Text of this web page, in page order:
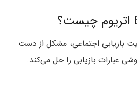
بازیابی اجتماعی، مشکل از دست
عبارات بازیابی را حل می‌کند.